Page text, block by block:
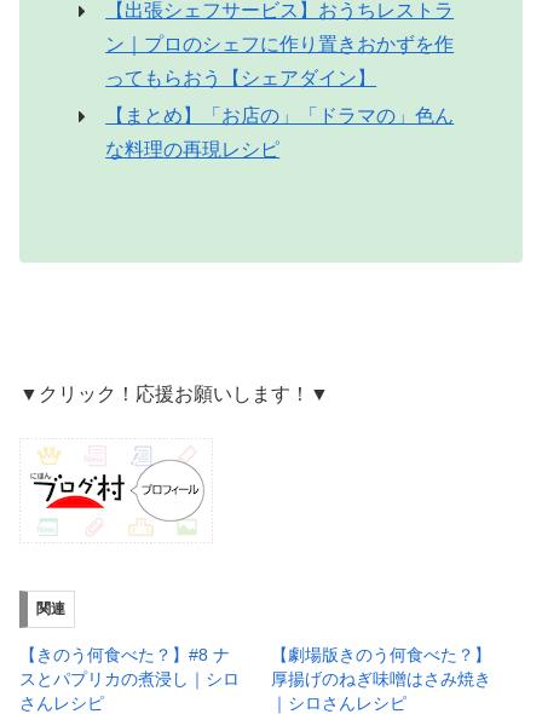
【出張シェフサービス】おうちレストラ
ン｜プロのシェフに作り置きおかずを作
ってもらおう【シェアダイン】
【まとめ】「お店の」「ドラマの」色ん
な料理の再現レシピ
▼クリック！応援お願いします！▼
関連
【きのう何食べた？】#8 ナ
スとパプリカの煮浸し｜シロ
さんレシピ
【劇場版きのう何食べた？】
厚揚げのねぎ味噌はさみ焼き
｜シロさんレシピ